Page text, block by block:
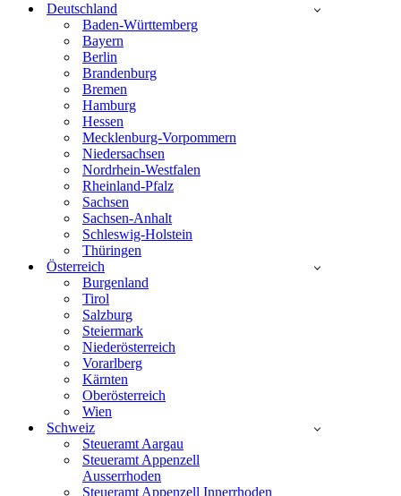
Deutschland
Baden-Württemberg
Bayern
Berlin
Brandenburg
Bremen
Hamburg
Hessen
Mecklenburg-Vorpommern
Niedersachsen
Nordrhein-Westfalen
Rheinland-Pfalz
Sachsen
Sachsen-Anhalt
Schleswig-Holstein
Thüringen
Österreich
Burgenland
Tirol
Salzburg
Steiermark
Niederösterreich
Vorarlberg
Kärnten
Oberösterreich
Wien
Schweiz
Steueramt Aargau
Steueramt Appenzell
Ausserrhoden
Steueramt Appenzell Innerrhoden